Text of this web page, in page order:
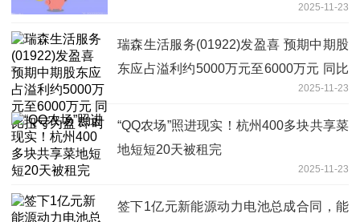
2025-11-23
瑞森生活服务(01922)发盈喜 预期中期股
东应占溢利约5000万元至6000万元 同比
2025-11-23
“QQ农场”照进现实！杭州400多块共享菜
地短短20天被租完
2025-11-23
签下1亿元新能源动力电池总成合同，能